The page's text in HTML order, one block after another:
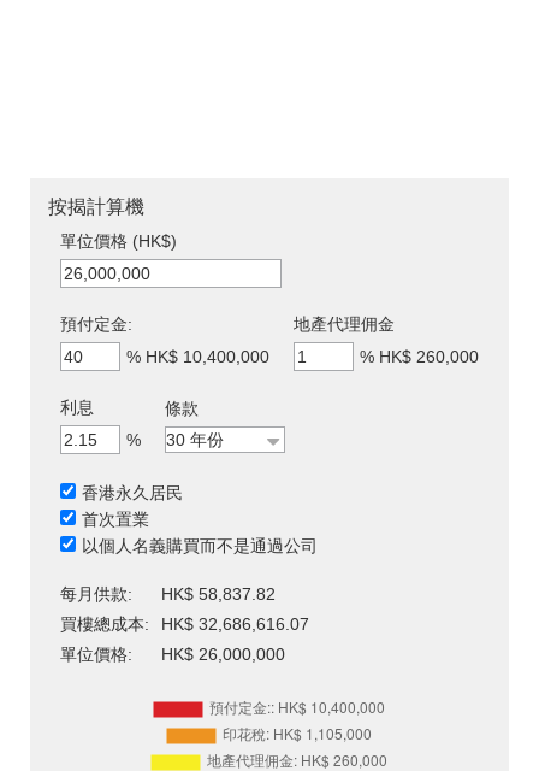
按揭計算機
單位價格 (HK$)
預付定金:
% HK$ 10,400,000
地產代理佣金
% HK$ 260,000
利息
%
條款
香港永久居民
首次置業
以個人名義購買而不是通過公司
每月供款:
HK$ 58,837.82
買樓總成本:
HK$ 32,686,616.07
單位價格:
HK$ 26,000,000